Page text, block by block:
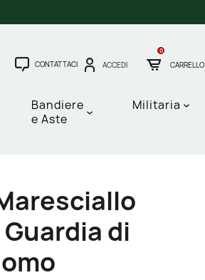
CONTATTACI ACCEDI
0
CARRELLO
Bandiere
e Aste
Militaria
di